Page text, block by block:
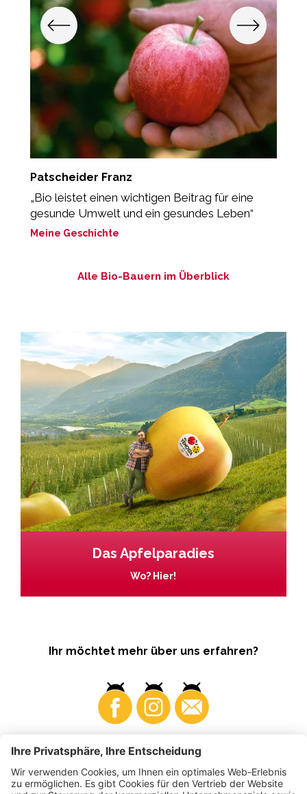
Patscheider Franz
„Bio leistet einen wichtigen Beitrag für eine
gesunde Umwelt und ein gesundes Leben“
Meine Geschichte
Alle Bio-Bauern im Überblick
Das Apfelparadies
Wo? Hier!
Ihr möchtet mehr über uns erfahren?
Business Produzenten